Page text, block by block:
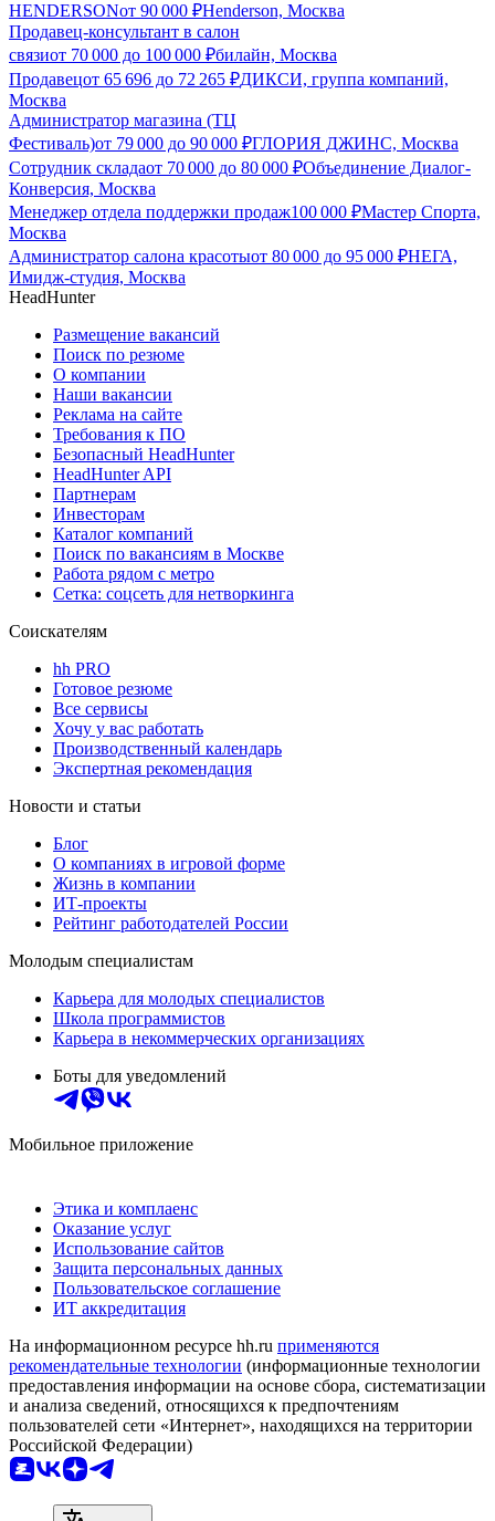
HENDERSONот 90 000 ₽Henderson, Москва
Продавец-консультант в салон
связиот 70 000 до 100 000 ₽билайн, Москва
Продавецот 65 696 до 72 265 ₽ДИКСИ, группа компаний,
Москва
Администратор магазина (ТЦ
Фестиваль)от 79 000 до 90 000 ₽ГЛОРИЯ ДЖИНС, Москва
Сотрудник складаот 70 000 до 80 000 ₽Объединение Диалог-
Конверсия, Москва
Менеджер отдела поддержки продаж100 000 ₽Мастер Спорта,
Москва
Администратор салона красотыот 80 000 до 95 000 ₽НЕГА,
Имидж-студия, Москва
HeadHunter
Размещение вакансий
Поиск по резюме
О компании
Наши вакансии
Реклама на сайте
Требования к ПО
Безопасный HeadHunter
HeadHunter API
Партнерам
Инвесторам
Каталог компаний
Поиск по вакансиям в Москве
Работа рядом с метро
Сетка: соцсеть для нетворкинга
Соискателям
hh PRO
Готовое резюме
Все сервисы
Хочу у вас работать
Производственный календарь
Экспертная рекомендация
Новости и статьи
Блог
О компаниях в игровой форме
Жизнь в компании
ИТ-проекты
Рейтинг работодателей России
Молодым специалистам
Карьера для молодых специалистов
Школа программистов
Карьера в некоммерческих организациях
Боты для уведомлений
Мобильное приложение
Этика и комплаенс
Оказание услуг
Использование сайтов
Защита персональных данных
Пользовательское соглашение
ИТ аккредитация
На информационном ресурсе hh.ru применяются
рекомендательные технологии (информационные технологии
предоставления информации на основе сбора, систематизации
и анализа сведений, относящихся к предпочтениям
пользователей сети «Интернет», находящихся на территории
Российской Федерации)